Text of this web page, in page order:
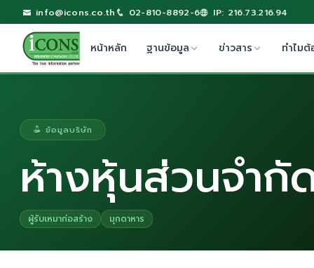
info@icons.co.th 02-810-8892-6 IP: 216.73.216.94
หน้าหลัก ฐานข้อมูล ข่าวสาร ทำไมต้
ข้อมูลบริษัท
ห้างหุ้นส่วนจำกั
ผู้รับเหมาก่อสร้าง มุกดาหาร